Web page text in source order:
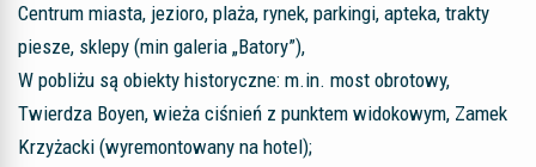
Centrum miasta, jezioro, plaża, rynek, parkingi, apteka, trakty
piesze, sklepy (min galeria „Batory”),
W pobliżu są obiekty historyczne: m.in. most obrotowy,
Twierdza Boyen, wieża ciśnień z punktem widokowym, Zamek
Krzyżacki (wyremontowany na hotel);